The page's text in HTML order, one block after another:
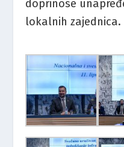
doprinose
lokalnih zajednica.